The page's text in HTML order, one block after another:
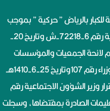
بالرياض ” حركية ” بموجب
خطاب وزارة الشؤون الإجتماعية رقم 6-72218-ش وتاريخ 20-
لائحة الجمعيات والمؤسسات
الخيرية الصادرة بقرار مجلس الوزراء رقم 107وتاريخ 25-6-1410هــ
وزير الشؤون الاجتماعية رقم
1-1412هــ والتعليمات الصادرة بمقتضاها، وسجلت